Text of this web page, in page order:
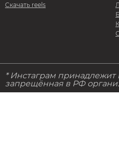
Скачать reels
* Инстаграм
запрещённая в РФ